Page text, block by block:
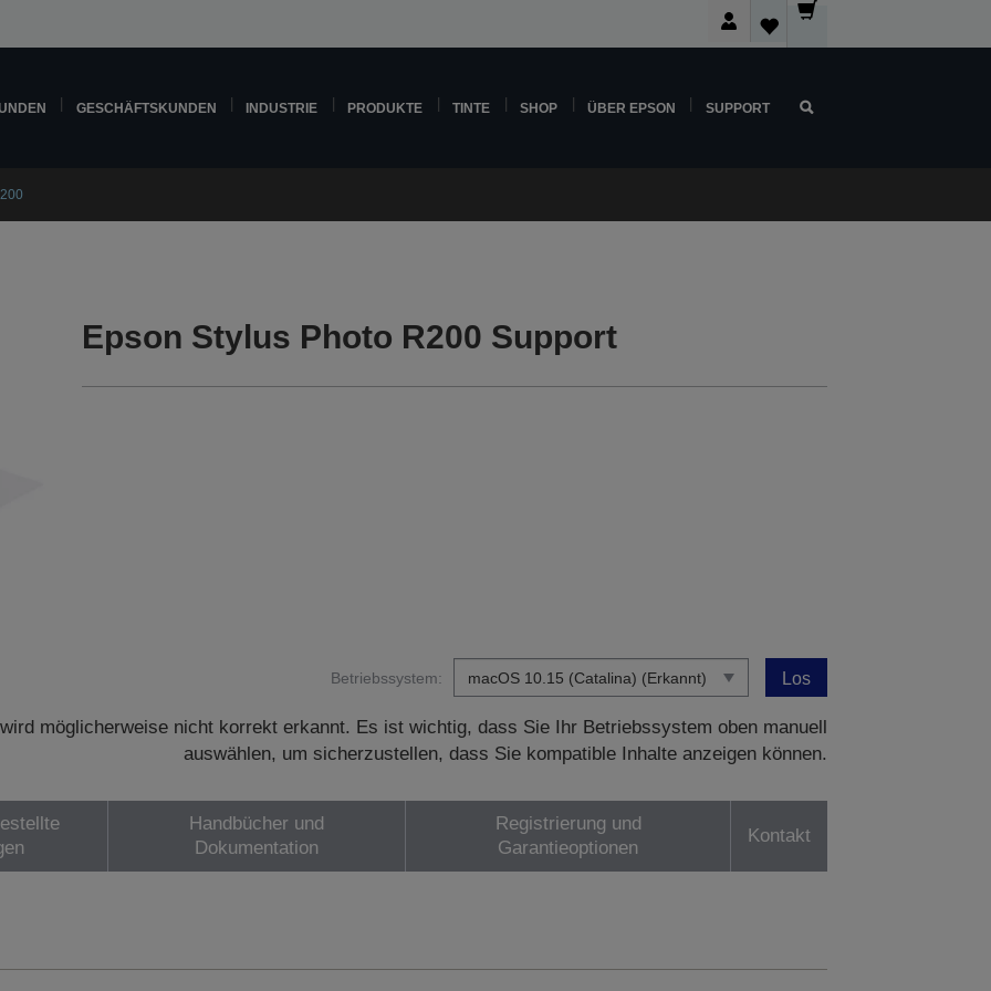
GESCHÄFTSKUNDEN INDUSTRIE PRODUKTE TINTE SHOP ÜBER EPSON SUPPORT
Epson Stylus Photo R200 Support
Betriebssystem: Los
möglicherweise nicht korrekt erkannt. Es ist wichtig, dass Sie Ihr Betriebssystem oben manuell
auswählen, um sicherzustellen, dass Sie kompatible Inhalte anzeigen können.
Handbücher und
Dokumentation
Registrierung und
Garantieoptionen
Kontakt